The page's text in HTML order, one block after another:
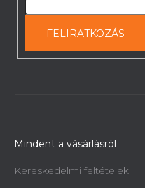
FELIRATKOZÁS
Mindent a vásárlásról
Kereskedelmi feltételek